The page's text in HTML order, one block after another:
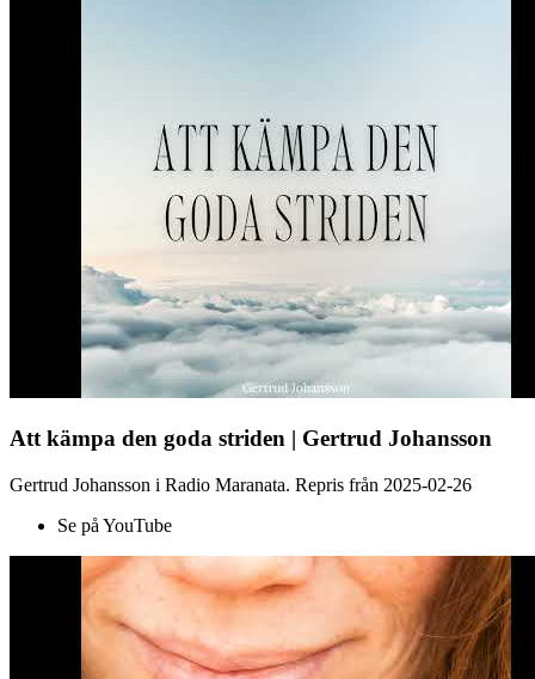
Att kämpa den goda striden | Gertrud Johansson
Gertrud Johansson i Radio Maranata. Repris från 2025-02-26
Se på YouTube